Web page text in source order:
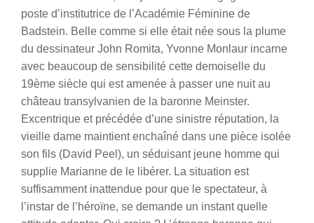
poste d’institutrice de l’Académie Féminine de
Badstein. Belle comme si elle était née sous la plume
du dessinateur John Romita, Yvonne Monlaur incarne
avec beaucoup de sensibilité cette demoiselle du
19ème siècle qui est amenée à passer une nuit au
château transylvanien de la baronne Meinster.
Excentrique et précédée d’une sinistre réputation, la
vieille dame maintient enchaîné dans une pièce isolée
son fils (David Peel), un séduisant jeune homme qui
supplie Marianne de le libérer. La situation est
suffisamment inattendue pour que le spectateur, à
l’instar de l’héroïne, se demande un instant quelle